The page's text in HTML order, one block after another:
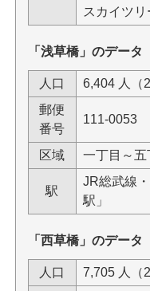
スカイツ
「浅草橋」のデータ
人口
6,404 人（
郵便
番号
111-0053
区域 一丁目～五
駅
JR総武線
駅」
「西草橋」のデータ
人口
7,705 人（